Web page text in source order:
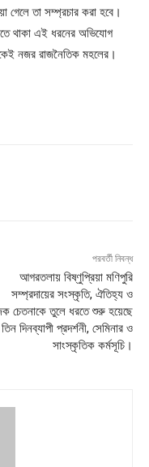
গেলে তা সম্প্রচার করা হবে।
থাকা এই ধরনের অভিযোগ
নজর রাজনৈতিক মহলের।
পরবর্তী নিবন্ধ
আগরতলায় বিষ্ণুপ্রিয়া মণিপুরি
সম্প্রদায়ের সংস্কৃতি, ঐতিহ্য ও
চেতনাকে তুলে ধরতে শুরু হয়েছে
তিন দিনব্যাপী প্রদর্শনী, সেমিনার ও
সাংস্কৃতিক কর্মসূচি।